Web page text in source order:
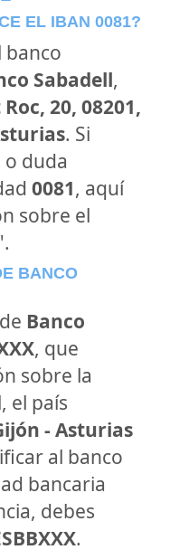
EL IBAN 0081?
banco
Sabadell,
20, 08201,
. Si
duda
0081, aquí
sobre el
BANCO
Banco
, que
sobre la
el país
- Asturias
al banco
bancaria
debes
.